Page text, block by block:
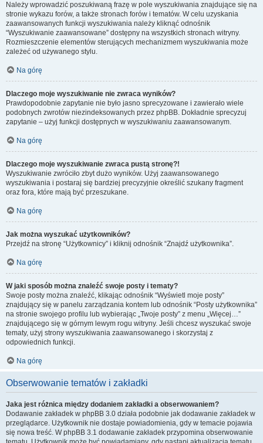
Należy wprowadzić poszukiwaną frazę w pole wyszukiwania znajdujące się na
stronie wykazu forów, a także stronach forów i tematów. W celu uzyskania
zaawansowanych funkcji wyszukiwania należy kliknąć odnośnik
“Wyszukiwanie zaawansowane” dostępny na wszystkich stronach witryny.
Rozmieszczenie elementów sterujących mechanizmem wyszukiwania może
zależeć od używanego stylu.
Na górę
Dlaczego moje wyszukiwanie nie zwraca wyników?
Prawdopodobnie zapytanie nie było jasno sprecyzowane i zawierało wiele
podobnych zwrotów niezindeksowanych przez phpBB. Dokładnie sprecyzuj
zapytanie – użyj funkcji dostępnych w wyszukiwaniu zaawansowanym.
Na górę
Dlaczego moje wyszukiwanie zwraca pustą stronę?!
Wyszukiwanie zwróciło zbyt dużo wyników. Użyj zaawansowanego
wyszukiwania i postaraj się bardziej precyzyjnie określić szukany fragment
oraz fora, które mają być przeszukane.
Na górę
Jak można wyszukać użytkowników?
Przejdź na stronę “Użytkownicy” i kliknij odnośnik “Znajdź użytkownika”.
Na górę
W jaki sposób można znaleźć swoje posty i tematy?
Swoje posty można znaleźć, klikając odnośnik “Wyświetl moje posty”
znajdujący się w panelu zarządzania kontem lub odnośnik “Posty użytkownika”
na stronie swojego profilu lub wybierając „Twoje posty” z menu „Więcej…”
znajdującego się w górnym lewym rogu witryny. Jeśli chcesz wyszukać swoje
tematy, użyj strony wyszukiwania zaawansowanego i skorzystaj z
odpowiednich funkcji.
Na górę
Obserwowanie tematów i zakładki
Jaka jest różnica między dodaniem zakładki a obserwowaniem?
Dodawanie zakładek w phpBB 3.0 działa podobnie jak dodawanie zakładek w
przeglądarce. Użytkownik nie dostaje powiadomienia, gdy w temacie pojawia
się nowa treść. W phpBB 3.1 dodawanie zakładek przypomina obserwowanie